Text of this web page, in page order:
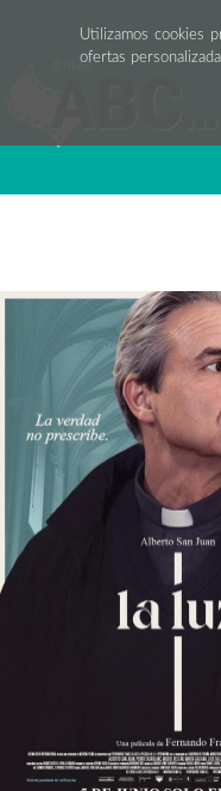
Utilizamos cookies
ofertas